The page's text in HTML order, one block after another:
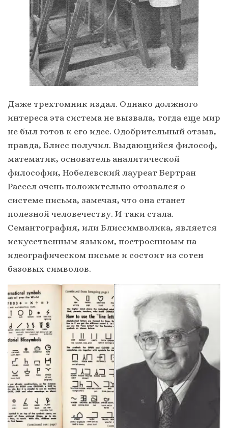
Даже трехтомник издал. Однако должного
интереса эта система не вызвала, тогда еще мир
не был готов к его идее. Одобрительный отзыв,
правда, Блисс получил. Выдающийся философ,
математик, основатель аналитической
философии, Нобелевский лауреат Бертран
Рассел очень положительно отозвался о
системе письма, замечая, что она станет
полезной человечеству. И таки стала.
Семантография, или Блиссимволика, является
искусственным языком, построенноым на
идеографическом письме и состоит из сотен
базовых символов.